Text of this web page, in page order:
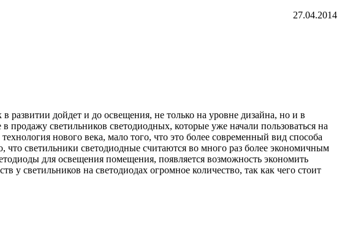
27.04.2014
развитии дойдет и до освещения, не только на уровне дизайна, но и в
продажу светильников светодиодных, которые уже начали пользоваться на
нового века, мало того, что это более современный вид способа
что светильники светодиодные считаются во много раз более экономичным
для освещения помещения, появляется возможность экономить
у светильников на светодиодах огромное количество, так как чего стоит